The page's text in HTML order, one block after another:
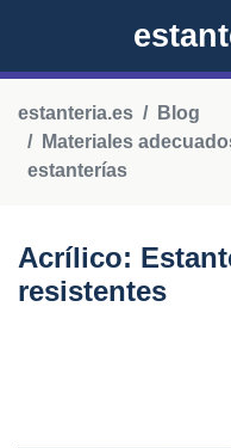
estanteria.es
Blog
Materiales
estanterías
Acrílico:
resistentes